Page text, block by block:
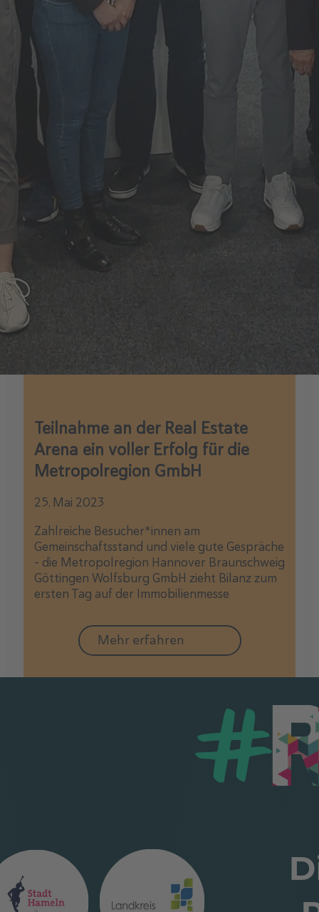
Teilnahme an der Real Estate
Arena ein voller Erfolg für die
Metropolregion GmbH
25. Mai 2023
Zahlreiche Besucher*innen am
Gemeinschaftsstand und viele gute Gespräche
– die Metropolregion Hannover Braunschweig
Göttingen Wolfsburg GmbH zieht Bilanz zum
ersten Tag auf der Immobilienmesse
Mehr erfahren